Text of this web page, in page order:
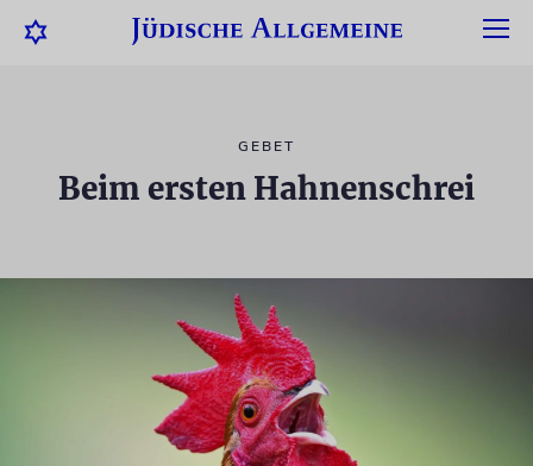
GEBET
Beim ersten Hahnenschrei